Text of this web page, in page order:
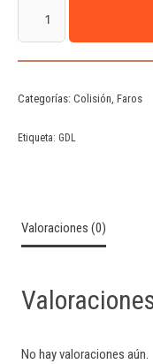
Categorías: Colisión, Faros
Etiqueta: GDL
Valoraciones (0)
No hay valoraciones aún.